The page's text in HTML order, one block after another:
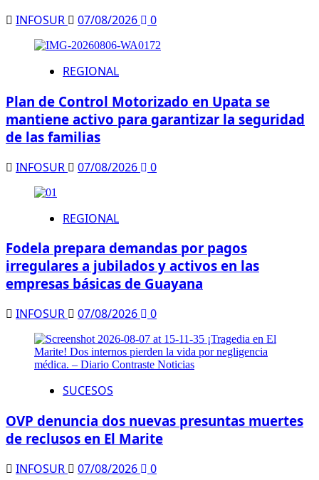
INFOSUR 07/08/2026 0
REGIONAL
Plan de Control Motorizado en Upata se
mantiene activo para garantizar la seguridad
de las familias
INFOSUR 07/08/2026 0
REGIONAL
Fodela prepara demandas por pagos
irregulares a jubilados y activos en las
empresas básicas de Guayana
INFOSUR 07/08/2026 0
SUCESOS
OVP denuncia dos nuevas presuntas muertes
de reclusos en El Marite
INFOSUR 07/08/2026 0